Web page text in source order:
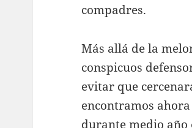
compadres.
Más allá de la
conspicuos
evitar que
encontramos
durante medio año